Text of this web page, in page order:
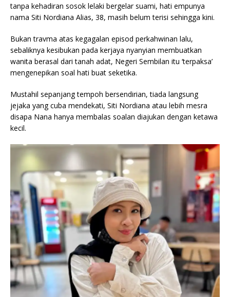
tanpa kehadiran sosok lelaki bergelar suami, hati empunya
nama Siti Nordiana Alias, 38, masih belum terisi sehingga kini.
Bukan travma atas kegagalan episod perkahwinan lalu,
sebaliknya kesibukan pada kerjaya nyanyian membuatkan
wanita berasal dari tanah adat, Negeri Sembilan itu ‘terpaksa’
mengenepikan soal hati buat seketika.
Mustahil sepanjang tempoh bersendirian, tiada langsung
jejaka yang cuba mendekati, Siti Nordiana atau lebih mesra
disapa Nana hanya membalas soalan diajukan dengan ketawa
kecil.